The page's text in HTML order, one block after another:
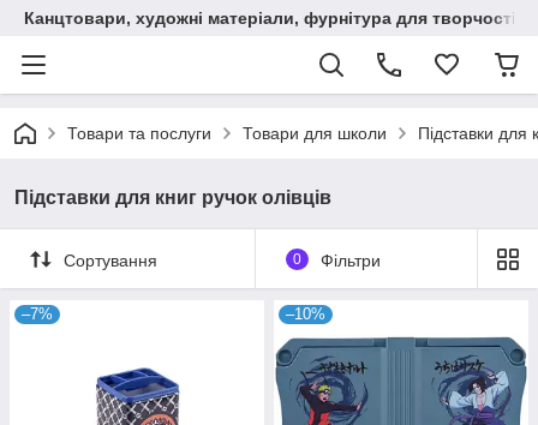
Канцтовари, художні матеріали, фурнітура для творчості
Товари та послуги Товари для школи Підставки для
Підставки для книг ручок олівців
Сортування 0 Фільтри
–7% –10%